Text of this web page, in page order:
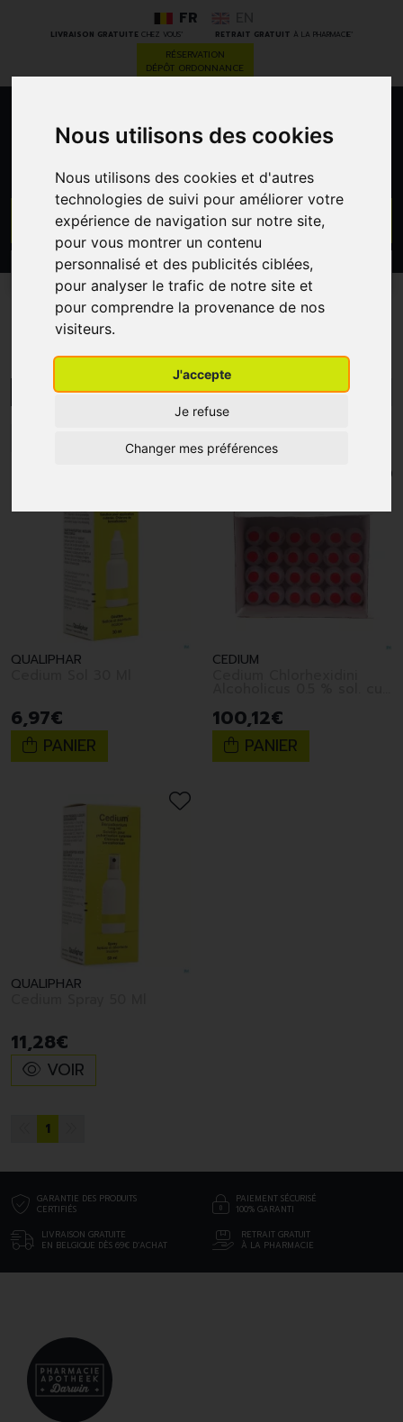
Nous utilisons des cookies
Nous utilisons des cookies et d'autres
technologies de suivi pour améliorer votre
expérience de navigation sur notre site,
pour vous montrer un contenu
personnalisé et des publicités ciblées,
pour analyser le trafic de notre site et
pour comprendre la provenance de nos
visiteurs.
J'accepte
Je refuse
Changer mes préférences
LIVRAISON GRATUITECHEZ VOUS* RETRAIT GRATUIT À LA PHARMACIE *
FR
RÉSERVATION
DÉPÔT ORDONNANCE
CATÉGORIES PROMOS
Cedium
MENU/FILTRES
QUALIPHAR
6,97€
PANIER
CEDIUM
100,12€
PANIER
QUALIPHAR
11,28€
VOIR
1
GARANTIE DES PRODUITS
CERTIFIÉS
PAIEMENT SÉCURISÉ
100% GARANTI
LIVRAISON GRATUITE
EN BELGIQUE DÈS 69€ D’ACHAT
RETRAIT GRATUIT
À LA PHARMACIE